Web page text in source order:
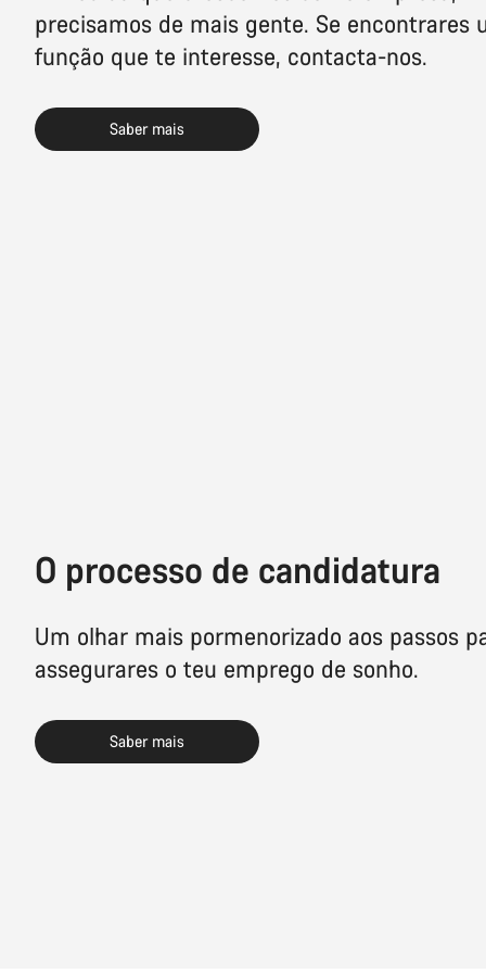
precisamos de mais gente. Se encontrares
função que te interesse, contacta-nos.
Saber mais
O processo de candidatura
Um olhar mais pormenorizado aos passos
assegurares o teu emprego de sonho.
Saber mais